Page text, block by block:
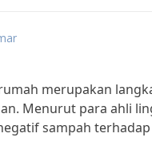
merupakan
Menurut para ahli
sampah